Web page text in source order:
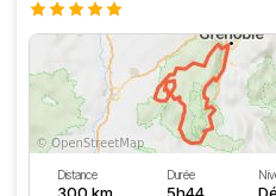
Distance Durée